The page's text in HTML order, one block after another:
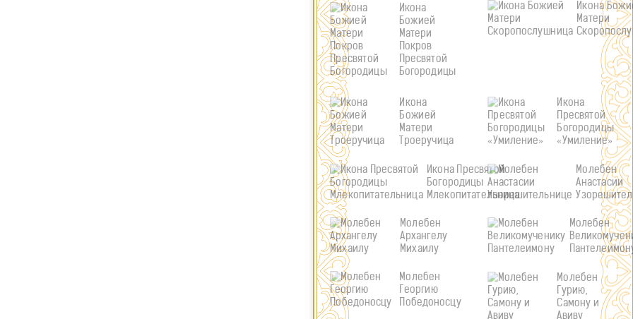
Икона
Божией
Матери
Покров
Пресвятой
Богородицы
Икона
Матери
Икона
Божией
Матери
Троеручица
Икона
Пресвятой
Богородицы
«Умиление»
Икона Пресвятой
Богородицы
Млекопитательница
Молебен
Анастасии
Молебен
Архангелу
Михаилу
Молебен
Молебен
Георгию
Победоносцу
Молебен
Гурию,
Самону и
Авиву